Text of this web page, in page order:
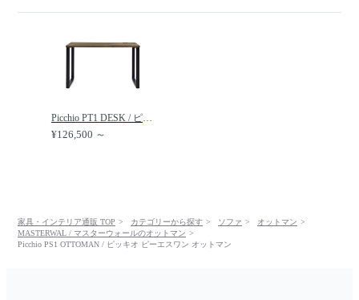
Picchio PT1 DESK / ピッキオ ピーティーワン デスク /
¥126,500 ～
家具・インテリア通販 TOP カテゴリーから探す ソファ
オットマン
MASTERWAL / マスターウォールのオットマン
Picchio PS1 OTTOMAN / ピッキオ ピーエスワン オットマン